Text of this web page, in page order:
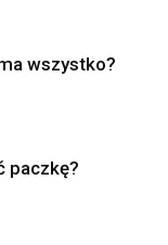
wszystko?
paczkę?